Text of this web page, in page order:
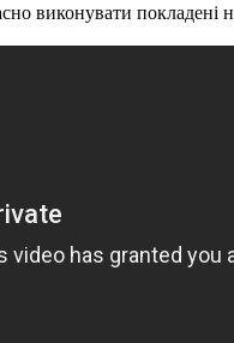
виконувати покладені